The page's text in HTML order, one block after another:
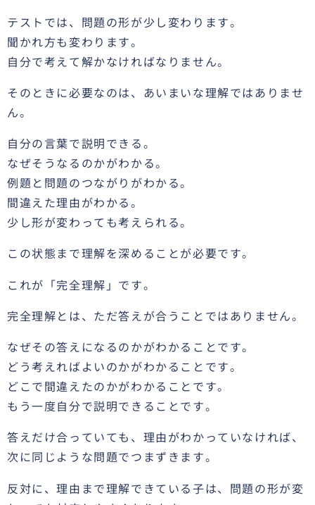
テストでは、問題の形が少し変わります。
聞かれ方も変わります。
自分で考えて解かなければなりません。
そのときに必要なのは、あいまいな理解ではありませ
ん。
自分の言葉で説明できる。
なぜそうなるのかがわかる。
例題と問題のつながりがわかる。
間違えた理由がわかる。
少し形が変わっても考えられる。
この状態まで理解を深めることが必要です。
これが「完全理解」です。
完全理解とは、ただ答えが合うことではありません。
なぜその答えになるのかがわかることです。
どう考えればよいのかがわかることです。
どこで間違えたのかがわかることです。
もう一度自分で説明できることです。
答えだけ合っていても、理由がわかっていなければ、
次に同じような問題でつまずきます。
反対に、理由まで理解できている子は、問題の形が変